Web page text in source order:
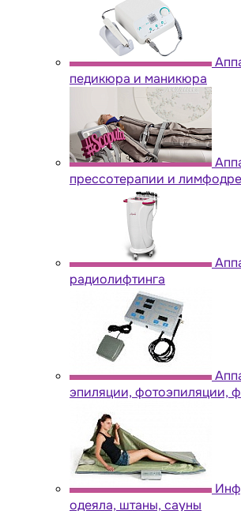
педикюра и маникюра
прессотерапии и
радиолифтинга
эпиляции, фотоэпиляции,
одеяла, штаны, сауны